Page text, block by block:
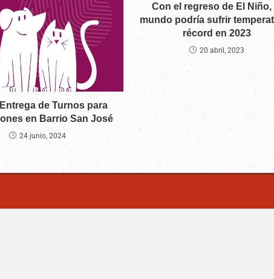
de Turnos para
en Barrio San José
24 junio, 2024
Con el regreso de El Niño,
mundo podría sufrir
récord en 2023
20 abril, 2023